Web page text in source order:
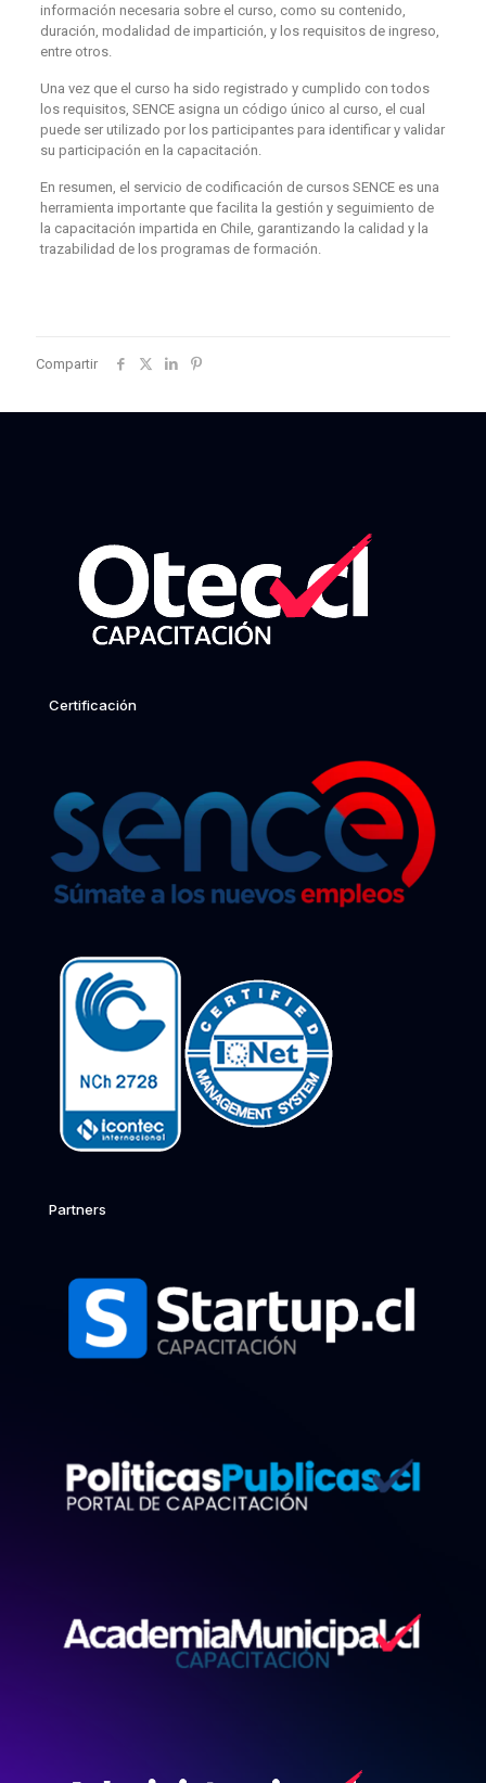
información necesaria sobre el curso, como su contenido,
duración, modalidad de impartición, y los requisitos de ingreso,
entre otros.
Una vez que el curso ha sido registrado y cumplido con todos
los requisitos, SENCE asigna un código único al curso, el cual
puede ser utilizado por los participantes para identificar y validar
su participación en la capacitación.
En resumen, el servicio de codificación de cursos SENCE es una
herramienta importante que facilita la gestión y seguimiento de
la capacitación impartida en Chile, garantizando la calidad y la
trazabilidad de los programas de formación.
Compartir
Certificación
Partners